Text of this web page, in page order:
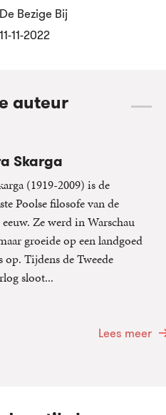
De Bezige Bij
11-11-2022
auteur
Skarga
(1919-2009) is de
Poolse filosofe van de
Ze werd in Warschau
groeide op een landgoed
Tijdens de Tweede
sloot...
Lees meer